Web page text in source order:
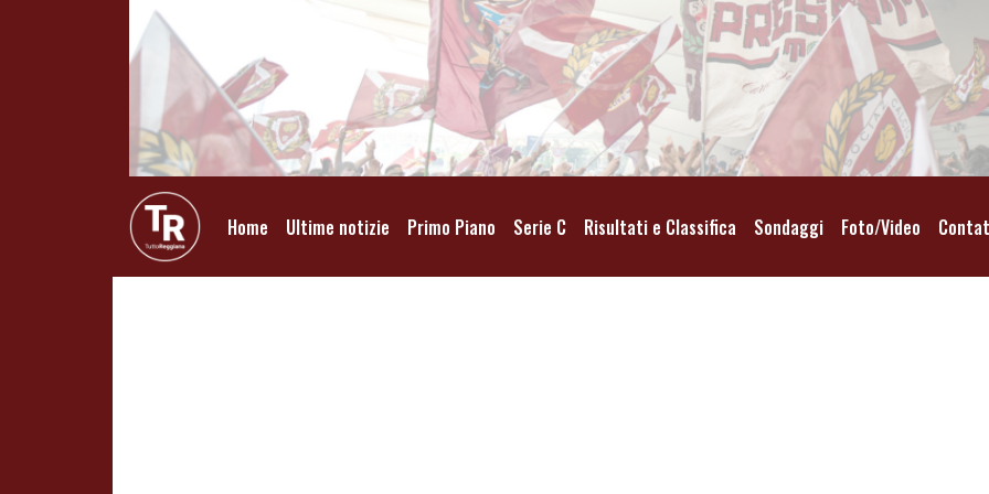
Home Ultime notizie Primo Piano Serie C Risultati e Classifica Sondaggi Foto/Video